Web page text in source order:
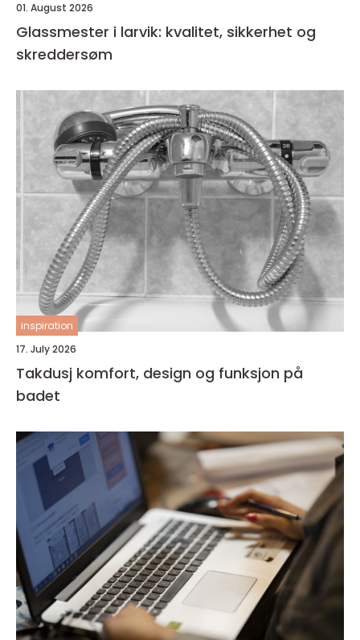
01. August 2026
Glassmester i larvik: kvalitet, sikkerhet og
skreddersøm
inspiration
17. July 2026
Takdusj komfort, design og funksjon på
badet